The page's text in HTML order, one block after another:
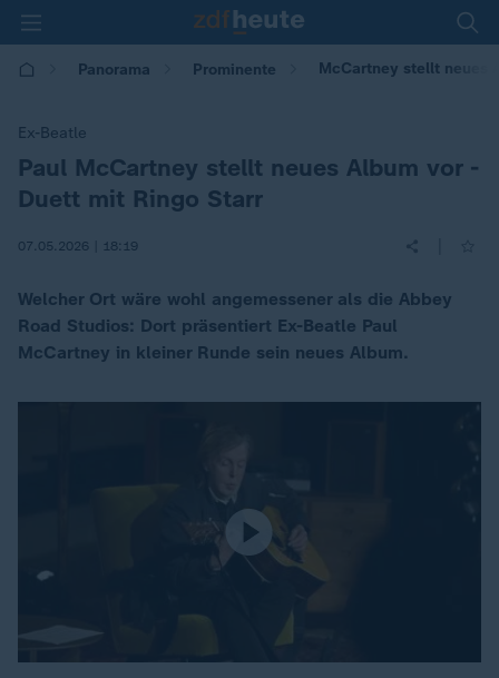
Panorama Prominente McCartney stellt neues
Ex-Beatle
:Paul McCartney stellt neues Album vor -
Duett mit Ringo Starr
07.05.2026 | 18:19
Welcher Ort wäre wohl angemessener als die Abbey
Road Studios: Dort präsentiert Ex-Beatle Paul
McCartney in kleiner Runde sein neues Album.